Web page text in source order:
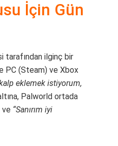
İçin Gün
tarafından ilginç bir
PC (Steam) ve Xbox
eklemek istiyorum,
Palworld ortada
ve “Sanırım iyi